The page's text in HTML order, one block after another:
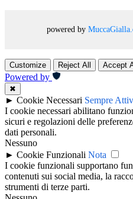
powered by
Customize Reject All Accept
Powered by
✖
► Cookie Necessari Sempre
I cookie necessari abilitano
sicuri e regolazioni delle
dati personali.
Nessuno
► Cookie Funzionali Nota
I cookie funzionali supportano
contenuti sui social media, la
strumenti di terze parti.